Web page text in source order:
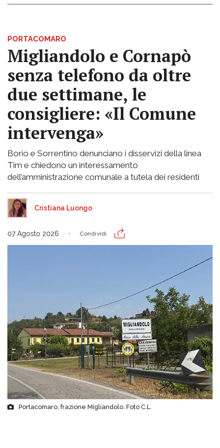
PORTACOMARO
Migliandolo e Cornapò
senza telefono da oltre
due settimane, le
consigliere: «Il Comune
intervenga»
Borio e Sorrentino denunciano i disservizi della linea
Tim e chiedono un interessamento
dell’amministrazione comunale a tutela dei residenti
Cristiana Luongo
07 Agosto 2026 Condividi
Portacomaro, frazione Migliandolo. Foto C.L.